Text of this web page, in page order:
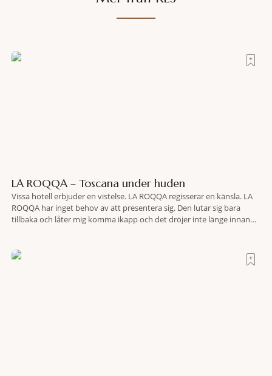
LA ROQQA – Toscana under huden
Vissa hotell erbjuder en vistelse. LA ROQQA regisserar en känsla. LA
ROQQA har inget behov av att presentera sig. Den lutar sig bara
tillbaka och låter mig komma ikapp och det dröjer inte länge innan